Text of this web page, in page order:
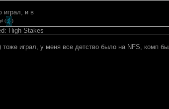
играл, и в
( )
High Stakes
играл, у меня все детство было на NFS, комп